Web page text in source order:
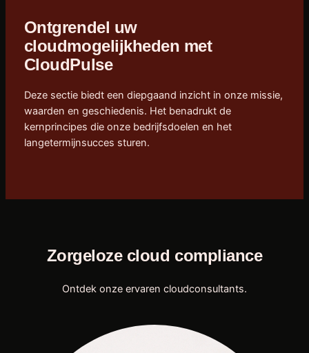
Ontgrendel uw
cloudmogelijkheden met
CloudPulse
Deze sectie biedt een diepgaand inzicht in onze missie,
waarden en geschiedenis. Het benadrukt de
kernprincipes die onze bedrijfsdoelen en het
langetermijnsucces sturen.
Zorgeloze cloud compliance
Ontdek onze ervaren cloudconsultants.